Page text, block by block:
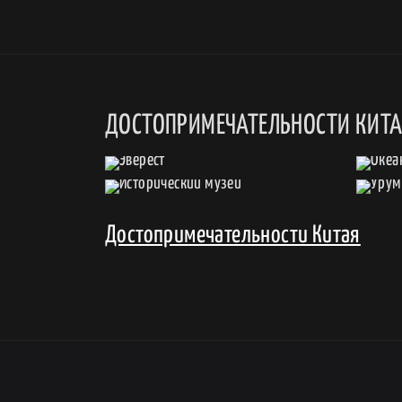
ДОСТОПРИМЕЧАТЕЛЬНОСТИ
Достопримечательности Китая